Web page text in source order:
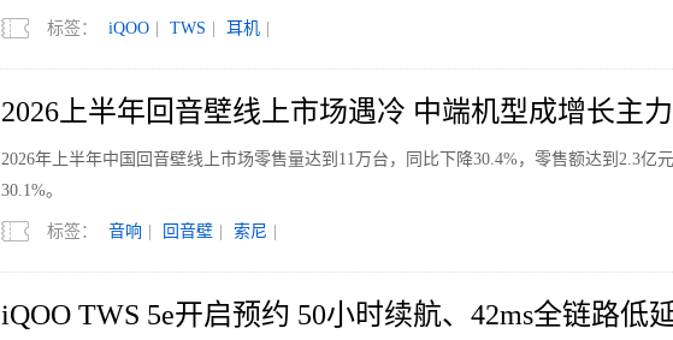
标签： iQOO TWS 耳机
2026上半年回音壁线上市场遇冷 中端机型成增长主力
2026年上半年中国回音壁线上市场零售量达到11万台，同比下降30.4%，零售额达到2.3亿
30.1%。
标签： 音响 回音壁 索尼
iQOO TWS 5e开启预约 50小时续航、42ms全链路低